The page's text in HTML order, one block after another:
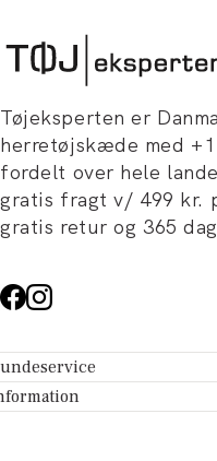
Tøjeksperten er
herretøjskæde med
fordelt over hele
gratis fragt v/ 499 kr.
gratis retur og 365
- Hjælpecenter
Tøjeksperten